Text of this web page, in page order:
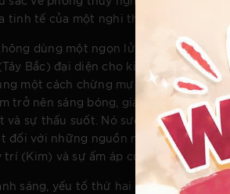
tinh tế của một nghi thức.
dùng một ngọn lửa bùng cháy dữ
Bắc) đại diện cho kim loại quý,
một cách chừng mực, đều đặn và
trở nên sáng bóng, giá trị và hữu
và sự thấu suốt. Nó sưởi ấm sự lạnh
đối với những nguồn năng lượng cao
trí (Kim) và sự ấm áp của trực giác và
sáng, yếu tố thứ hai và cũng là